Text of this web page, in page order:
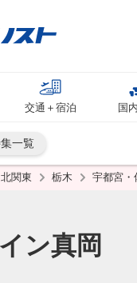
交通＋宿泊 国
一覧
北関東 栃木 宇都宮・
ン真岡